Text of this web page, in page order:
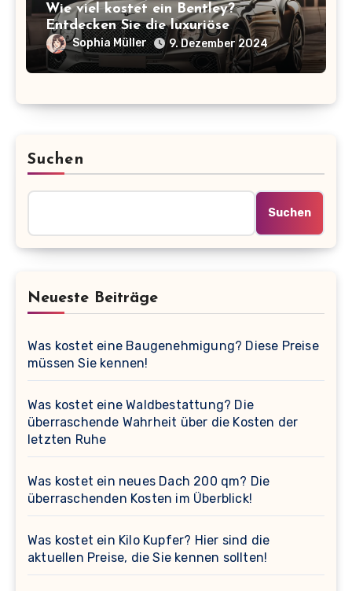
Wie viel kostet ein Bentley?
Entdecken Sie die luxuriöse
Preisspanne der ikonischen Marke!
Sophia Müller 9. Dezember 2024
Suchen
Suchen
Neueste Beiträge
Was kostet eine Baugenehmigung? Diese Preise
müssen Sie kennen!
Was kostet eine Waldbestattung? Die
überraschende Wahrheit über die Kosten der
letzten Ruhe
Was kostet ein neues Dach 200 qm? Die
überraschenden Kosten im Überblick!
Was kostet ein Kilo Kupfer? Hier sind die
aktuellen Preise, die Sie kennen sollten!